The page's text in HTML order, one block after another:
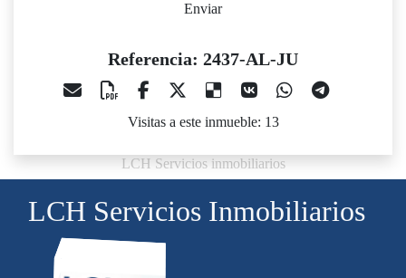
Enviar
Referencia: 2437-AL-JU
Visitas a este inmueble: 13
LCH Servicios inmobiliarios
LCH Servicios Inmobiliarios